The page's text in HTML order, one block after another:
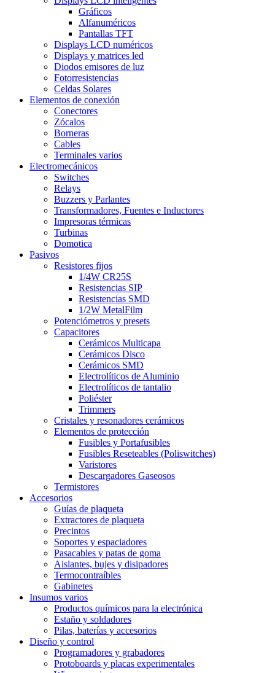
Gráficos
Alfanuméricos
Pantallas TFT
Displays LCD numéricos
Displays y matrices led
Diodos emisores de luz
Fotorresistencias
Celdas Solares
Elementos de conexión
Conectores
Zócalos
Borneras
Cables
Terminales varios
Electromecánicos
Switches
Relays
Buzzers y Parlantes
Transformadores, Fuentes e Inductores
Impresoras térmicas
Turbinas
Domotica
Pasivos
Resistores fijos
1/4W CR25S
Resistencias SIP
Resistencias SMD
1/2W MetalFilm
Potenciómetros y presets
Capacitores
Cerámicos Multicapa
Cerámicos Disco
Cerámicos SMD
Electrolíticos de Aluminio
Electrolíticos de tantalio
Poliéster
Trimmers
Cristales y resonadores cerámicos
Elementos de protección
Fusibles y Portafusibles
Fusibles Reseteables (Poliswitches)
Varistores
Descargadores Gaseosos
Termistores
Accesorios
Guías de plaqueta
Extractores de plaqueta
Precintos
Soportes y espaciadores
Pasacables y patas de goma
Aislantes, bujes y disipadores
Termocontraíbles
Gabinetes
Insumos varios
Productos químicos para la electrónica
Estaño y soldadores
Pilas, baterías y accesorios
Diseño y control
Programadores y grabadores
Protoboards y placas experimentales